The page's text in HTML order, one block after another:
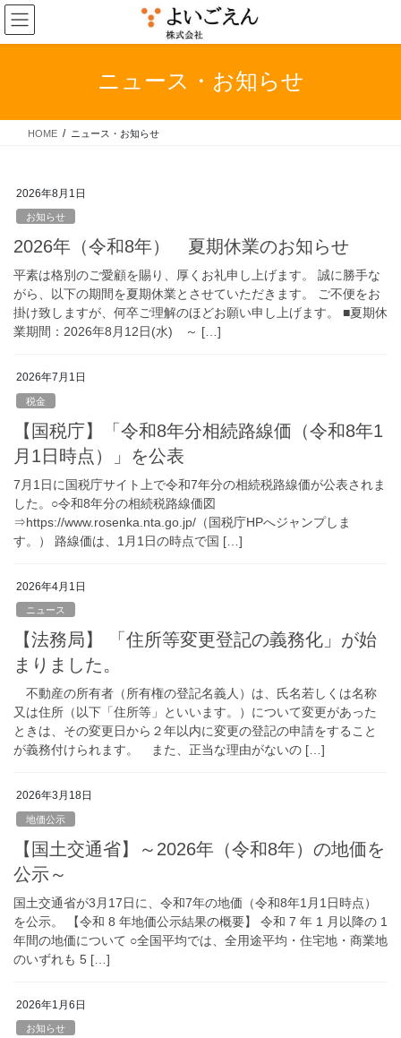
コ
ン
テ
ス
ナ
ビ
ゲ
ン
ニュース・お知らせ
HOME ニュース・お知らせ
2026年8月1日
お知らせ
2026年（令和8年） 夏期休業のお知らせ
平素は格別のご愛顧を賜り、厚くお礼申し上げます。 誠に勝手な
がら、以下の期間を夏期休業とさせていただきます。 ご不便をお
掛け致しますが、何卒ご理解のほどお願い申し上げます。 ■夏期休
業期間：2026年8月12日(水) ～ […]
2026年7月1日
税金
【国税庁】「令和8年分相続路線価（令和8年1
月1日時点）」を公表
7月1日に国税庁サイト上で令和7年分の相続税路線価が公表されま
した。○令和8年分の相続税路線価図
⇒https://www.rosenka.nta.go.jp/（国税庁HPへジャンプしま
す。） 路線価は、1月1日の時点で国 […]
2026年4月1日
ニュース
【法務局】 「住所等変更登記の義務化」が始
まりました。
不動産の所有者（所有権の登記名義人）は、氏名若しくは名称
又は住所（以下「住所等」といいます。）について変更があった
ときは、その変更日から２年以内に変更の登記の申請をすること
が義務付けられます。 また、正当な理由がないの […]
2026年3月18日
地価公示
【国土交通省】～2026年（令和8年）の地価を
公示～
国土交通省が3月17日に、令和7年の地価（令和8年1月1日時点）
を公示。 【令和 8 年地価公示結果の概要】 令和 7 年 1 月以降の 1
年間の地価について ○全国平均では、全用途平均・住宅地・商業地
のいずれも 5 […]
2026年1月6日
お知らせ